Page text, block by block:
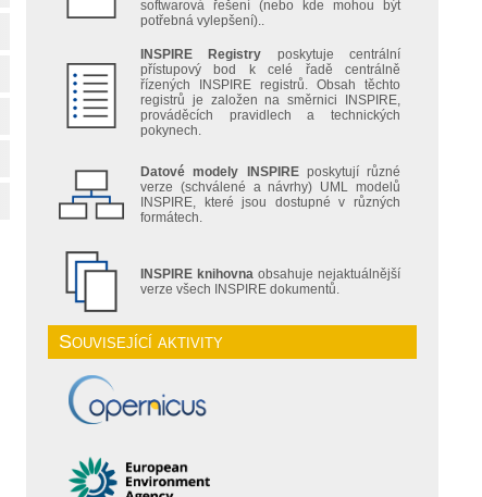
softwarová řešení (nebo kde mohou být
potřebná vylepšení)..
INSPIRE Registry poskytuje centrální
přístupový bod k celé řadě centrálně
řízených INSPIRE registrů. Obsah těchto
registrů je založen na směrnici INSPIRE,
prováděcích pravidlech a technických
pokynech.
Datové modely INSPIRE poskytují různé
verze (schválené a návrhy) UML modelů
INSPIRE, které jsou dostupné v různých
formátech.
INSPIRE knihovna obsahuje nejaktuálnější
verze všech INSPIRE dokumentů.
Související aktivity